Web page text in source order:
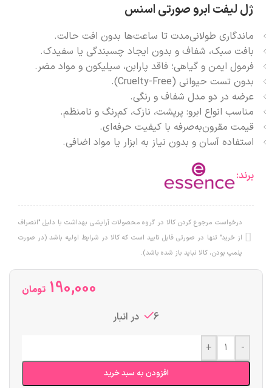
ژل لیفت ابرو صورتی اسنس
ماندگاری طولانی‌مدت تا ساعت‌ها بدون افت حالت.
بافت سبک، شفاف و بدون ایجاد چسبندگی یا سفیدک.
فرمول ایمن و گیاهی؛ فاقد پارابن، سیلیکون و مواد مضر.
بدون تست حیوانی (Cruelty-Free).
عرضه در دو مدل شفاف و رنگی.
مناسب انواع ابرو: پرپشت، نازک، کم‌رنگ و نامنظم.
قیمت مقرون‌به‌صرفه با کیفیت حرفه‌ای.
استفاده آسان و بدون نیاز به ابزار یا مواد اضافی.
برند:
درخواست مرجوع کردن کالا در گروه محصولات آرایشی بهداشت با دلیل "انصراف
از خرید" تنها در صورتی قابل تایید است که کالا در شرایط اولیه باشد (در صورت
پلمپ بودن، کالا نباید باز شده باشد).
190,000 تومان
6 در انبار
-
+
افزودن به سبد خرید